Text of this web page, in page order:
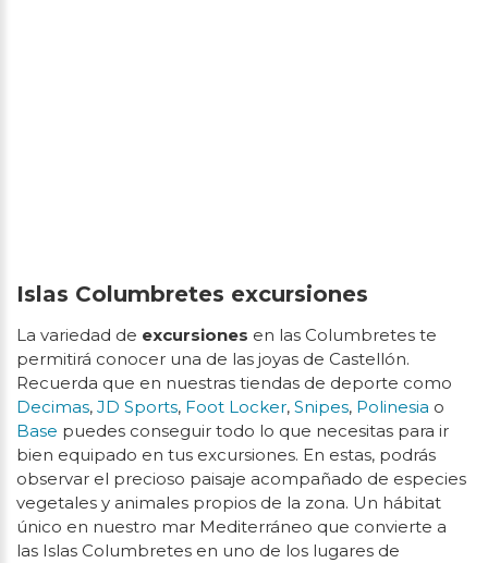
Islas Columbretes excursiones
La variedad de excursiones en las Columbretes te
permitirá conocer una de las joyas de Castellón.
Recuerda que en nuestras tiendas de deporte como
Decimas, JD Sports, Foot Locker, Snipes, Polinesia o
Base puedes conseguir todo lo que necesitas para ir
bien equipado en tus excursiones. En estas, podrás
observar el precioso paisaje acompañado de especies
vegetales y animales propios de la zona. Un hábitat
único en nuestro mar Mediterráneo que convierte a
las Islas Columbretes en uno de los lugares de